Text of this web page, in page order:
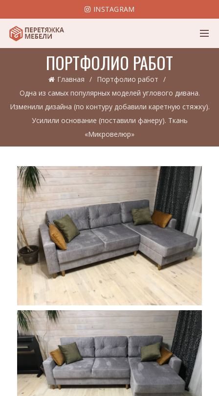
INSTAGRAM
ПОРТФОЛИО РАБОТ
Главная
Портфолио работ
Одна из самых популярных моделей углового дивана.
Изменили дизайна (по контуру добавили каретную стяжку).
Усилили основание (поставили фанеру). Ткань
«Микровелюр»